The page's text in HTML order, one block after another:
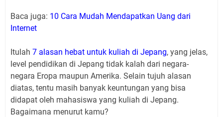
Baca juga: 10 Cara Mudah Mendapatkan Uang dari
Internet
Itulah 7 alasan hebat untuk kuliah di Jepang, yang jelas,
level pendidikan di Jepang tidak kalah dari negara-
negara Eropa maupun Amerika. Selain tujuh alasan
diatas, tentu masih banyak keuntungan yang bisa
didapat oleh mahasiswa yang kuliah di Jepang.
Bagaimana menurut kamu?